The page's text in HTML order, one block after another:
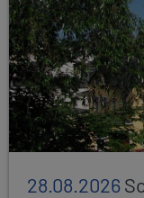
28.08.2026